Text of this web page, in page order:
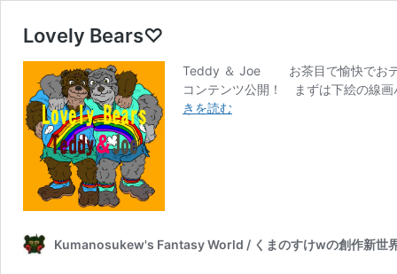
Lovely Bears♡
Teddy ＆ Joe お茶目で愉快でおデ
コンテンツ公開！ まずは下絵の線
きを読むLovely
Kumanosukew's Fantasy World / くまのすけwの創作新世